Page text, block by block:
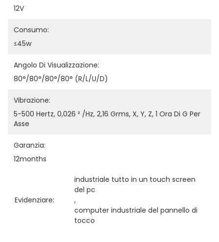
12V
Consumo:
≤45w
Angolo Di Visualizzazione:
80°/80°/80°/80° (R/L/U/D)
Vibrazione:
5-500 Hertz, 0,026 ² /Hz, 2,16 Grms, X, Y, Z, 1 Ora Di G Per
Asse
Garanzia:
12months
Evidenziare:
industriale tutto in un touch screen
del pc
,
computer industriale del pannello di
tocco